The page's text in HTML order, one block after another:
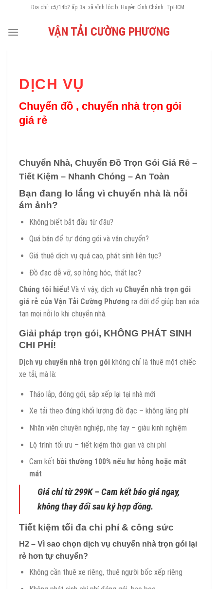
content
Địa chỉ: c5/14b2 ấp 3a .xã vĩnh lộc b. Huyện Cình Chánh. TpHCM
VẬN TẢI CƯỜNG PHƯƠNG
DỊCH VỤ
Chuyển đồ , chuyển nhà trọn gói
giá rẻ
Chuyển Nhà, Chuyển Đồ Trọn Gói Giá Rẻ –
Tiết Kiệm – Nhanh Chóng – An Toàn
Bạn đang lo lắng vì chuyển nhà là nỗi
ám ảnh?
Không biết bắt đầu từ đâu?
Quá bận để tự đóng gói và vận chuyển?
Giá thuê dịch vụ quá cao, phát sinh liên tục?
Đồ đạc dễ vỡ, sợ hỏng hóc, thất lạc?
Chúng tôi hiểu! Và vì vậy, dịch vụ Chuyển nhà trọn gói
giá rẻ của Vận Tải Cường Phương ra đời để giúp bạn xóa
tan mọi nỗi lo khi chuyển nhà.
Giải pháp trọn gói, KHÔNG PHÁT SINH
CHI PHÍ!
Dịch vụ chuyển nhà trọn gói không chỉ là thuê một chiếc
xe tải, mà là:
Tháo lắp, đóng gói, sắp xếp lại tại nhà mới
Xe tải theo đúng khối lượng đồ đạc – không lãng phí
Nhân viên chuyên nghiệp, nhẹ tay – giàu kinh nghiệm
Lộ trình tối ưu – tiết kiệm thời gian và chi phí
Cam kết bồi thường 100% nếu hư hỏng hoặc mất
mát
Giá chỉ từ 299K – Cam kết báo giá ngay,
không thay đổi sau ký hợp đồng.
Tiết kiệm tối đa chi phí & công sức
H2 – Vì sao chọn dịch vụ chuyển nhà trọn gói lại
rẻ hơn tự chuyển?
Không cần thuê xe riêng, thuê người bốc xếp riêng